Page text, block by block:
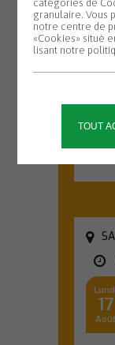
catégories de
granulaire. Vous
notre centre de
«Cookies» situé
lisant notre
TOUT
Août
17
Août